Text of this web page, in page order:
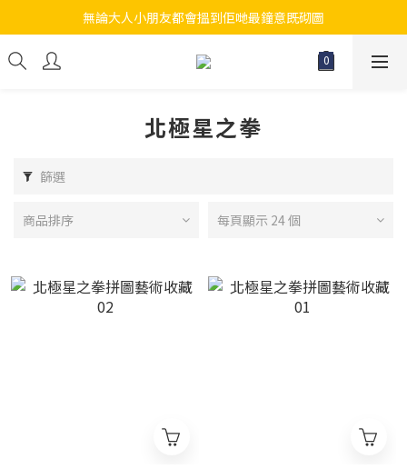
江帆天楊砌圖
無論大人小朋友都會搵到佢哋最鐘意既砌圖
江帆天楊砌圖
北極星之拳
篩選
商品排序 每頁顯示 24 個